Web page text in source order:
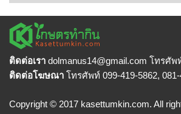
ติดต่อเรา dolmanus14@gmail.com โทรศัพ
ติดต่อโฆษณา โทรศัพท์ 099-419-5862, 081-
Copyright © 2017 kasettumkin.com. All